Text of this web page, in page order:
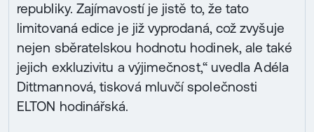
republiky. Zajímavostí je jistě to, že tato
limitovaná edice je již vyprodaná, což zvyšuje
nejen sběratelskou hodnotu hodinek, ale také
jejich exkluzivitu a výjimečnost,“ uvedla Adéla
Dittmannová, tisková mluvčí společnosti
ELTON hodinářská.